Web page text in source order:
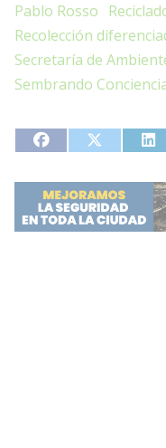
Pablo Rosso
Recolección
Secretaría de
Sembrando